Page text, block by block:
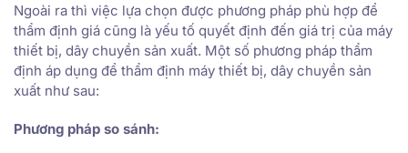
Ngoài ra thì việc lựa chọn được phương pháp phù hợp để
thẩm định giá cũng là yếu tố quyết định đến giá trị của máy
thiết bị, dây chuyền sản xuất. Một số phương pháp thẩm
định áp dụng để thẩm định máy thiết bị, dây chuyền sản
xuất như sau:
Phương pháp so sánh: